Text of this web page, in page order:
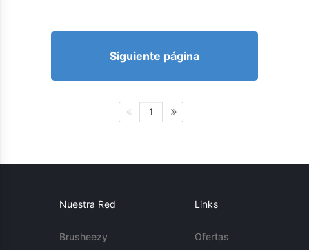
Siguiente página
1
Nuestra Red
Brusheezy
Links
Ofertas